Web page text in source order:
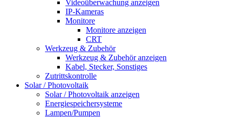
Videoüberwachung anzeigen
IP-Kameras
Monitore
Monitore anzeigen
CRT
Werkzeug & Zubehör
Werkzeug & Zubehör anzeigen
Kabel, Stecker, Sonstiges
Zutrittskontrolle
Solar / Photovoltaik
Solar / Photovoltaik anzeigen
Energiespeichersysteme
Lampen/Pumpen